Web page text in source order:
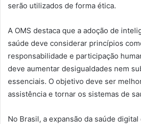
serão utilizados de forma ética.
A OMS destaca que a adoção de
saúde deve considerar princípios
responsabilidade e participação
deve aumentar desigualdades nem
essenciais. O objetivo deve ser
assistência e tornar os sistemas de
No Brasil, a expansão da saúde